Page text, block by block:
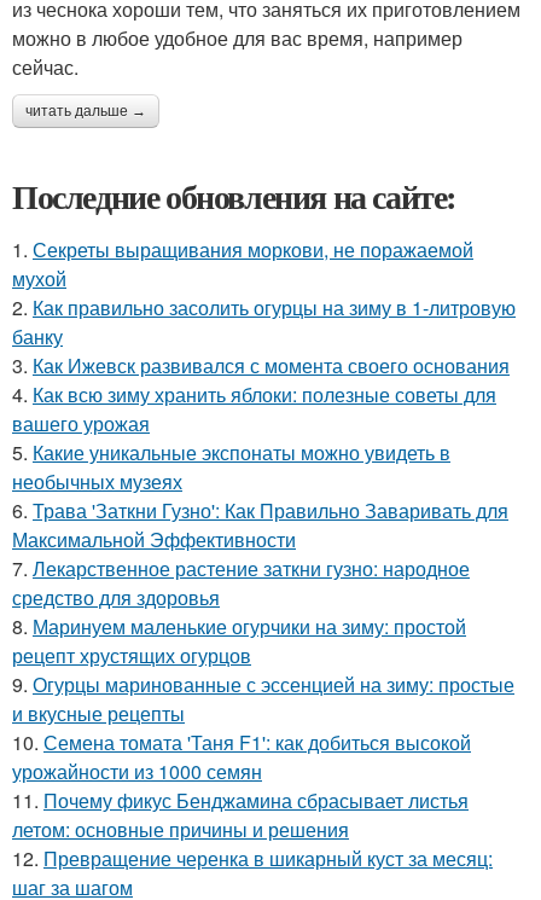
из чеснока хороши тем, что заняться их приготовлением
можно в любое удобное для вас время, например
сейчас.
читать дальше →
Последние обновления на сайте:
1. Секреты выращивания моркови, не поражаемой
мухой
2. Как правильно засолить огурцы на зиму в 1-литровую
банку
3. Как Ижевск развивался с момента своего основания
4. Как всю зиму хранить яблоки: полезные советы для
вашего урожая
5. Какие уникальные экспонаты можно увидеть в
необычных музеях
6. Трава 'Заткни Гузно': Как Правильно Заваривать для
Максимальной Эффективности
7. Лекарственное растение заткни гузно: народное
средство для здоровья
8. Маринуем маленькие огурчики на зиму: простой
рецепт хрустящих огурцов
9. Огурцы маринованные с эссенцией на зиму: простые
и вкусные рецепты
10. Семена томата 'Таня F1': как добиться высокой
урожайности из 1000 семян
11. Почему фикус Бенджамина сбрасывает листья
летом: основные причины и решения
12. Превращение черенка в шикарный куст за месяц:
шаг за шагом